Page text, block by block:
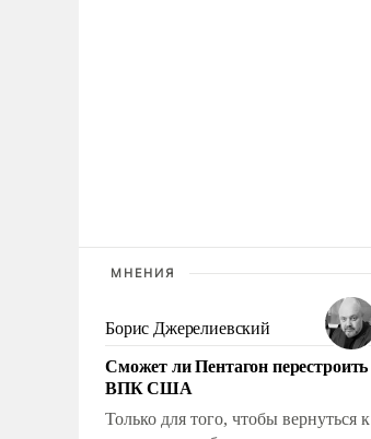
МНЕНИЯ
Борис Джерелиевский
Сможет ли Пентагон перестроить
ВПК США
Только для того, чтобы вернуться к